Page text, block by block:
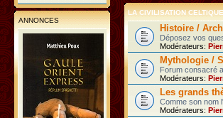
ANNONCES
LA CIVILISATION
Histoire /
Déposez vos
Modérateurs:
Mythologie /
Forum consacré
Modérateurs:
Les grands
Comme son nom
Modérateurs: